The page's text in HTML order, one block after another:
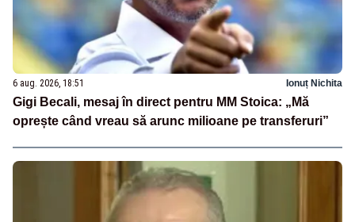
6 aug. 2026, 18:51 Ionuț Nichita
Gigi Becali, mesaj în direct pentru MM Stoica: „Mă
oprește când vreau să arunc milioane pe transferuri”